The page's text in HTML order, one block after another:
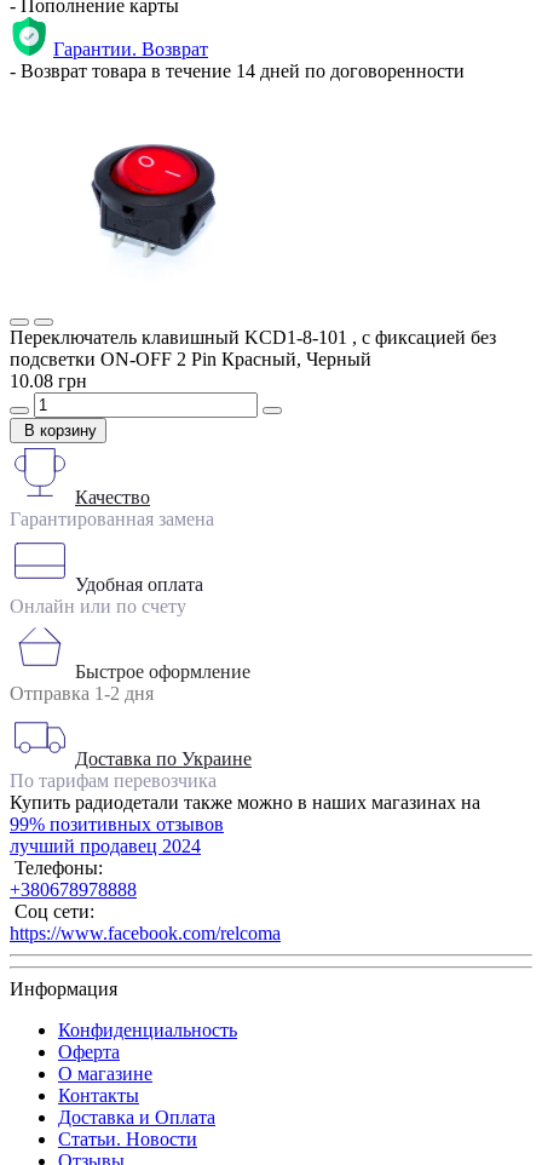
- Пополнение карты
Гарантии. Возврат
- Возврат товара в течение 14 дней по договоренности
Переключатель клавишный KCD1-8-101 , с фиксацией без
подсветки ON-OFF 2 Pin Красный, Черный
10.08 грн
В корзину
Качество
Гарантированная замена
Удобная оплата
Онлайн или по счету
Быстрое оформление
Отправка 1-2 дня
Доставка по Украине
По тарифам перевозчика
Купить радиодетали также можно в наших магазинах на
99% позитивных отзывов
лучший продавец 2024
Телефоны:
+380678978888
Соц сети:
https://www.facebook.com/relcoma
Информация
Конфиденциальность
Оферта
О магазине
Контакты
Доставка и Оплата
Статьи. Новости